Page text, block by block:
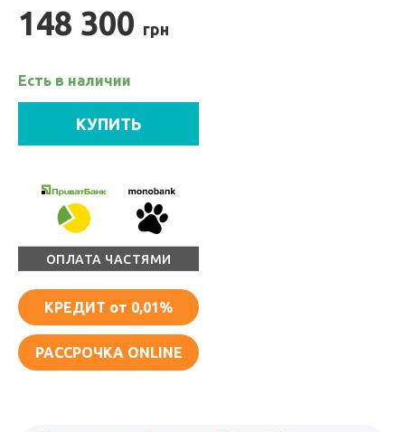
148 300 грн
Есть в наличии
КУПИТЬ
ОПЛАТА ЧАСТЯМИ
КРЕДИТ от 0,01%
РАССРОЧКА ONLINE